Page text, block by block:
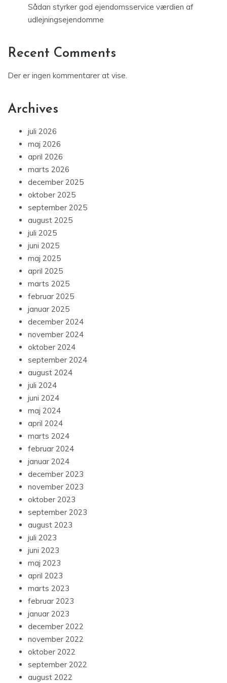
Sådan styrker god ejendomsservice værdien af
udlejningsejendomme
Recent Comments
Der er ingen kommentarer at vise.
Archives
juli 2026
maj 2026
april 2026
marts 2026
december 2025
oktober 2025
september 2025
august 2025
juli 2025
juni 2025
maj 2025
april 2025
marts 2025
februar 2025
januar 2025
december 2024
november 2024
oktober 2024
september 2024
august 2024
juli 2024
juni 2024
maj 2024
april 2024
marts 2024
februar 2024
januar 2024
december 2023
november 2023
oktober 2023
september 2023
august 2023
juli 2023
juni 2023
maj 2023
april 2023
marts 2023
februar 2023
januar 2023
december 2022
november 2022
oktober 2022
september 2022
august 2022